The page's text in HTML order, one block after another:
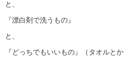
と、
『漂白剤で洗うもの』
と、
『どっちでもいいもの』（タオルとか